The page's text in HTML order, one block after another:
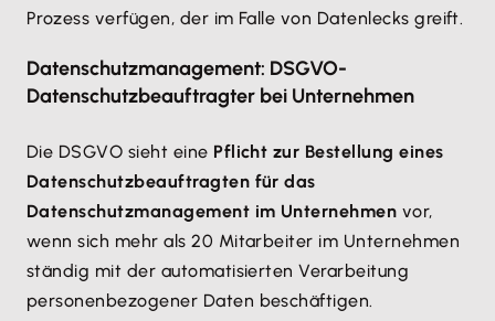
Prozess verfügen, der im Falle von Datenlecks greift.
Datenschutzmanagement: DSGVO-
Datenschutzbeauftragter bei Unternehmen
Die DSGVO sieht eine Pflicht zur Bestellung eines
Datenschutzbeauftragten für das
Datenschutzmanagement im Unternehmen vor,
wenn sich mehr als 20 Mitarbeiter im Unternehmen
ständig mit der automatisierten Verarbeitung
personenbezogener Daten beschäftigen.